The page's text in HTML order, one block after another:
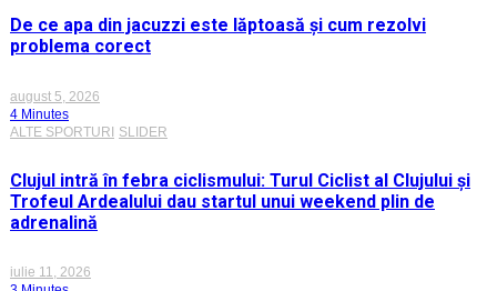
De ce apa din jacuzzi este lăptoasă și cum rezolvi
problema corect
august 5, 2026
4 Minutes
ALTE SPORTURI SLIDER
Clujul intră în febra ciclismului: Turul Ciclist al Clujului și
Trofeul Ardealului dau startul unui weekend plin de
adrenalină
iulie 11, 2026